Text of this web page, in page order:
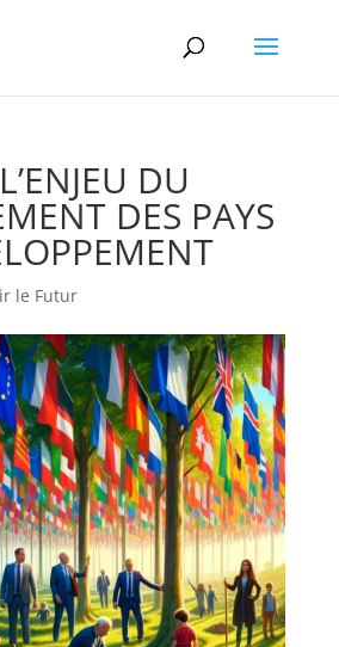
DU
DES PAYS
le Futur